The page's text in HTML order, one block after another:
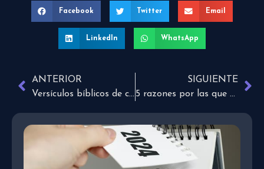
Facebook Twitter Email
LinkedIn WhatsApp
ANTERIOR
Versículos bíblicos de consuelo
SIGUIENTE
5 razones por las que tu iglesia necesita una página web